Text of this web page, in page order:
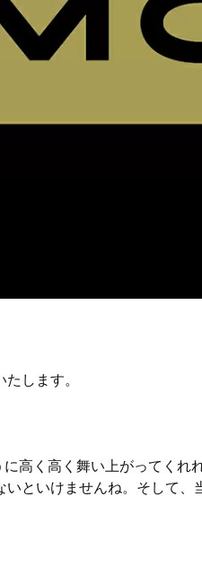
します。
く高く舞い上がってくれ
といけませんね。そして